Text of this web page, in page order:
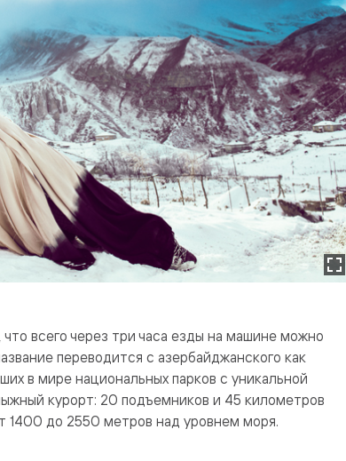
всего через три часа езды на машине можно
переводится с азербайджанского как
в мире национальных парков с уникальной
курорт: 20 подъемников и 45 километров
1400 до 2550 метров над уровнем моря.